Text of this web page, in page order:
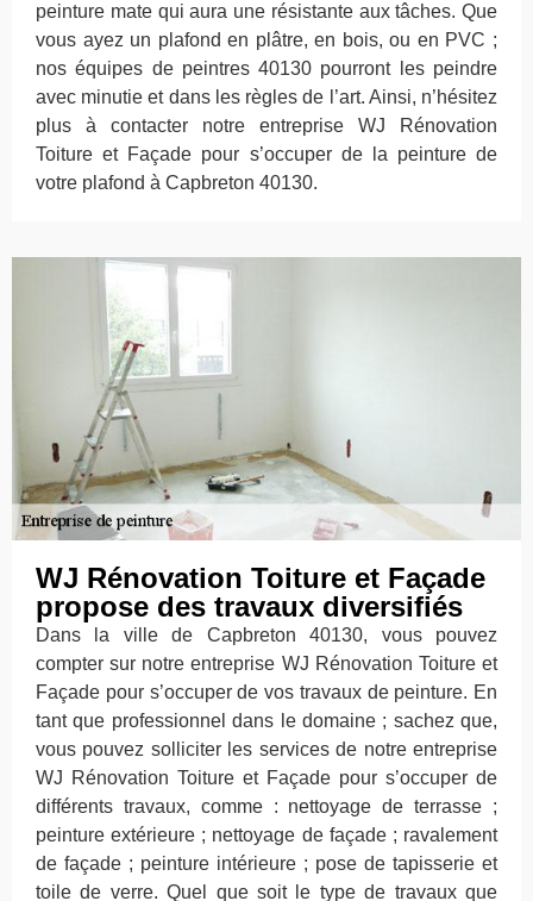
peinture mate qui aura une résistante aux tâches. Que
vous ayez un plafond en plâtre, en bois, ou en PVC ;
nos équipes de peintres 40130 pourront les peindre
avec minutie et dans les règles de l’art. Ainsi, n’hésitez
plus à contacter notre entreprise WJ Rénovation
Toiture et Façade pour s’occuper de la peinture de
votre plafond à Capbreton 40130.
WJ Rénovation Toiture et Façade
propose des travaux diversifiés
Dans la ville de Capbreton 40130, vous pouvez
compter sur notre entreprise WJ Rénovation Toiture et
Façade pour s’occuper de vos travaux de peinture. En
tant que professionnel dans le domaine ; sachez que,
vous pouvez solliciter les services de notre entreprise
WJ Rénovation Toiture et Façade pour s’occuper de
différents travaux, comme : nettoyage de terrasse ;
peinture extérieure ; nettoyage de façade ; ravalement
de façade ; peinture intérieure ; pose de tapisserie et
toile de verre. Quel que soit le type de travaux que